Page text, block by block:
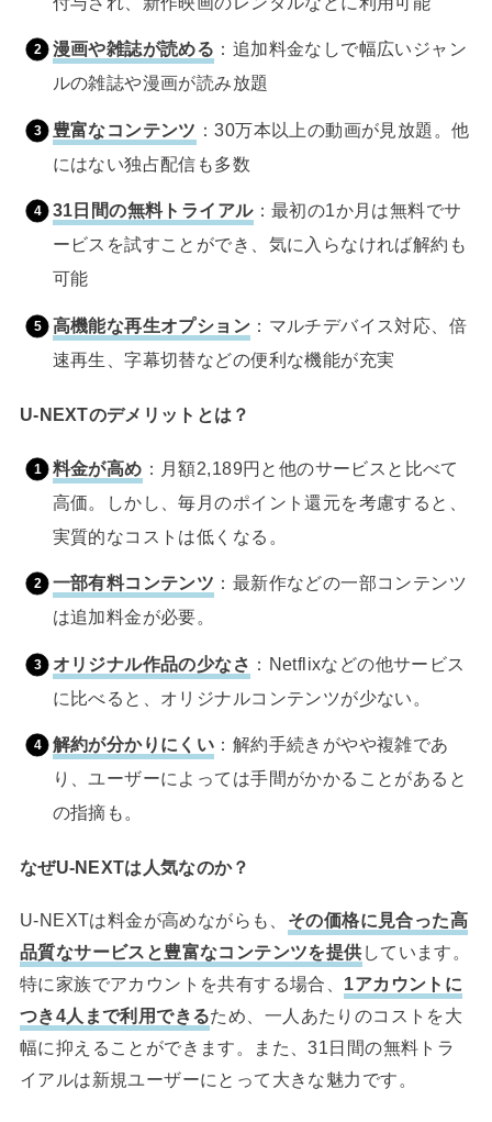
漫画や雑誌が読める ：追加料金なしで幅広いジャン
ルの雑誌や漫画が読み放題
豊富なコンテンツ ：30万本以上の動画が見放題。他
にはない独占配信も多数
31日間の無料トライアル：最初の1か月は無料でサ
ービスを試すことができ、気に入らなければ解約も
可能
高機能な再生オプション ：マルチデバイス対応、倍
速再生、字幕切替などの便利な機能が充実
U-NEXTのデメリットとは？
料金が高め ：月額2,189円と他のサービスと比べて
高価。しかし、毎月のポイント還元を考慮すると、
実質的なコストは低くなる。
一部有料コンテンツ ：最新作などの一部コンテンツ
は追加料金が必要。
オリジナル作品の少なさ ：Netflixなどの他サービス
に比べると、オリジナルコンテンツが少ない。
解約が分かりにくい ：解約手続きがやや複雑であ
り、ユーザーによっては手間がかかることがあると
の指摘も。
なぜU-NEXTは人気なのか？
U-NEXTは料金が高めながらも、 その価格に見合った高
品質なサービスと豊富なコンテンツを提供 しています。
特に家族でアカウントを共有する場合、 1アカウントに
つき4人まで利用できるため、一人あたりのコストを大
幅に抑えることができます。また、31日間の無料トラ
イアルは新規ユーザーにとって大きな魅力です。